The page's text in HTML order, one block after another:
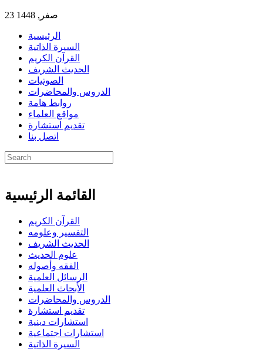
23 صفر, 1448
الرئيسية
السيرة الذاتية
القرآن الكريم
الحديث الشريف
الصوتيات
الدروس والمحاضرات
روابط هامة
مواقع العلماء
تقديم استشارة
اتصل بنا
القائمة الرئيسية
القرآن الكريم
التفسير وعلومه
الحديث الشريف
علوم الحديث
الفقه وأصوله
الرسائل العلمية
الأبحاث العلمية
الدروس والمحاضرات
تقديم استشارة
استشارات دينية
استشارات اجتماعية
السيرة الذاتية